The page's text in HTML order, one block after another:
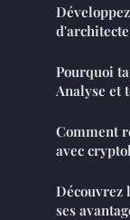
Pourquoi
Analyse et
Comment
avec
Découvrez
ses